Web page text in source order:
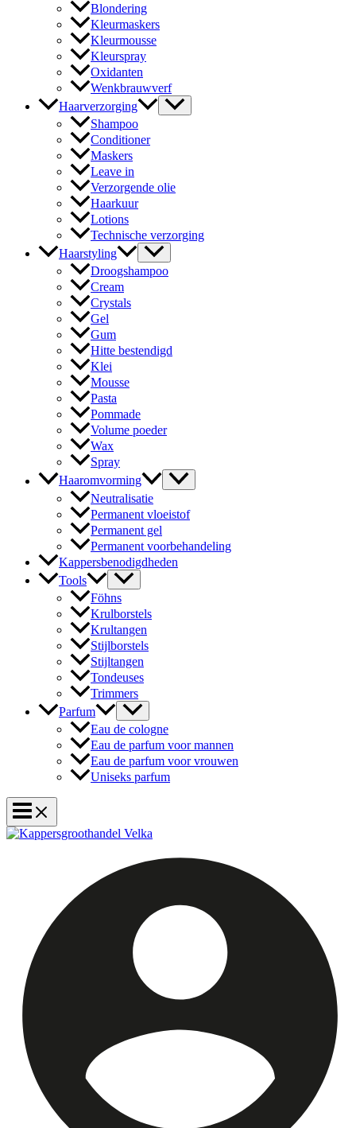
Blondering
Kleurmaskers
Kleurmousse
Kleurspray
Oxidanten
Wenkbrauwverf
Haarverzorging
Shampoo
Conditioner
Maskers
Leave in
Verzorgende olie
Haarkuur
Lotions
Technische verzorging
Haarstyling
Droogshampoo
Cream
Crystals
Gel
Gum
Hitte bestendigd
Klei
Mousse
Pasta
Pommade
Volume poeder
Wax
Spray
Haaromvorming
Neutralisatie
Permanent vloeistof
Permanent gel
Permanent voorbehandeling
Kappersbenodigdheden
Tools
Föhns
Krulborstels
Krultangen
Stijlborstels
Stijltangen
Tondeuses
Trimmers
Parfum
Eau de cologne
Eau de parfum voor mannen
Eau de parfum voor vrouwen
Uniseks parfum